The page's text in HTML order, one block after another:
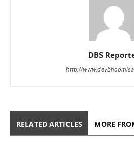
DBS
http://
RELATED ARTICLES MORE